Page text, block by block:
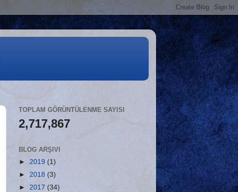
TOPLAM GÖRÜNTÜLENME SAYISI
2,717,867
BLOG ARŞIVI
► 2019 (1)
► 2018 (3)
► 2017 (34)